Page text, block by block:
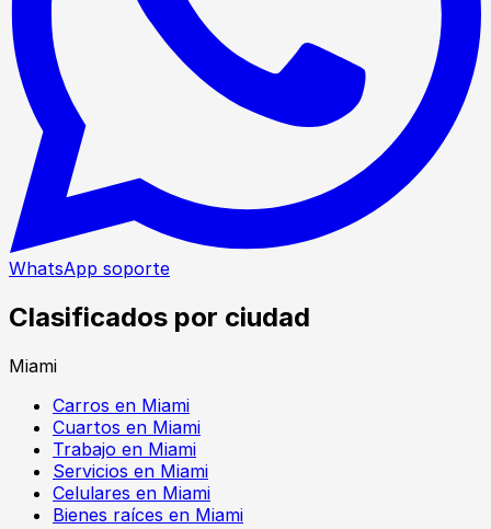
WhatsApp soporte
Clasificados por ciudad
Miami
Carros en Miami
Cuartos en Miami
Trabajo en Miami
Servicios en Miami
Celulares en Miami
Bienes raíces en Miami